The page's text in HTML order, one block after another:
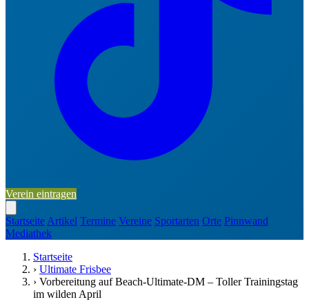
Verein eintragen
Startseite Artikel Termine Vereine Sportarten Orte Pinnwand
Mediathek
Startseite
› Ultimate Frisbee
› Vorbereitung auf Beach-Ultimate-DM – Toller Trainingstag
im wilden April